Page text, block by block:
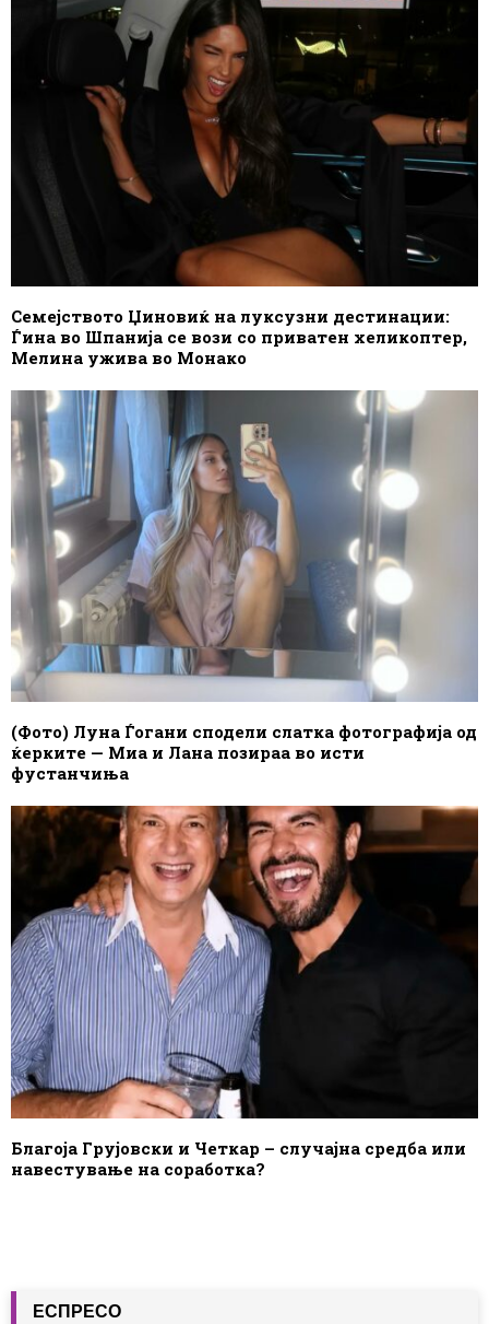
Семејството Џиновиќ на луксузни дестинации:
Ѓина во Шпанија се вози со приватен хеликоптер,
Мелина ужива во Монако
(Фото) Луна Ѓогани сподели слатка фотографија од
ќерките — Миа и Лана позираа во исти
фустанчиња
Благоја Грујовски и Четкар – случајна средба или
навестување на соработка?
ЕСПРЕСО